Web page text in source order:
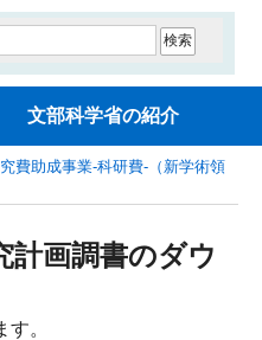
文部科学省の紹介
費助成事業‐科研費‐（新学術領
計画調書のダウ
。